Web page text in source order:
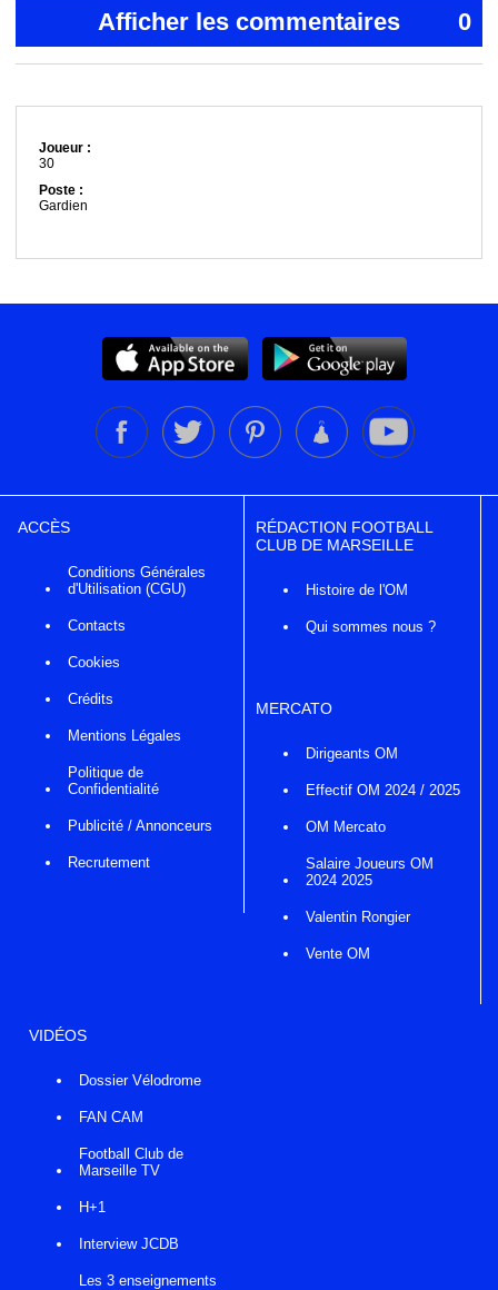
Afficher les commentaires 0
Joueur :
30
Poste :
Gardien
ACCÈS
Conditions Générales
d'Utilisation (CGU)
Contacts
Cookies
Crédits
Mentions Légales
Politique de
Confidentialité
Publicité / Annonceurs
Recrutement
RÉDACTION FOOTBALL
CLUB DE MARSEILLE
Histoire de l'OM
Qui sommes nous ?
MERCATO
Dirigeants OM
Effectif OM 2024 / 2025
OM Mercato
Salaire Joueurs OM
2024 2025
Valentin Rongier
Vente OM
VIDÉOS
Dossier Vélodrome
FAN CAM
Football Club de
Marseille TV
H+1
Interview JCDB
Les 3 enseignements